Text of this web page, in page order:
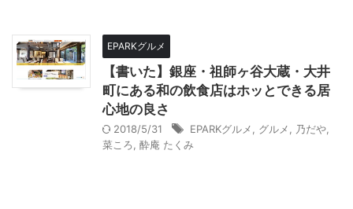
EPARKグルメ
【書いた】銀座・祖師ヶ谷大蔵・大井
町にある和の飲食店はホッとできる居
心地の良さ
2018/5/31 EPARKグルメ グルメ 乃だや
菜ころ
酔庵 たくみ